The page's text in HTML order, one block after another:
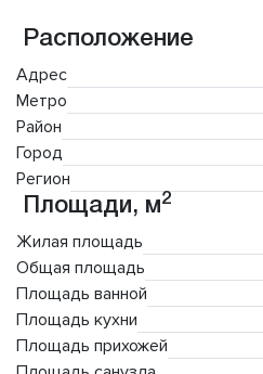
Расположение
Адрес
Метро
Район
Город
Регион
Площади, м2
Жилая площадь
Общая площадь
Площадь ванной
Площадь кухни
Площадь прихожей